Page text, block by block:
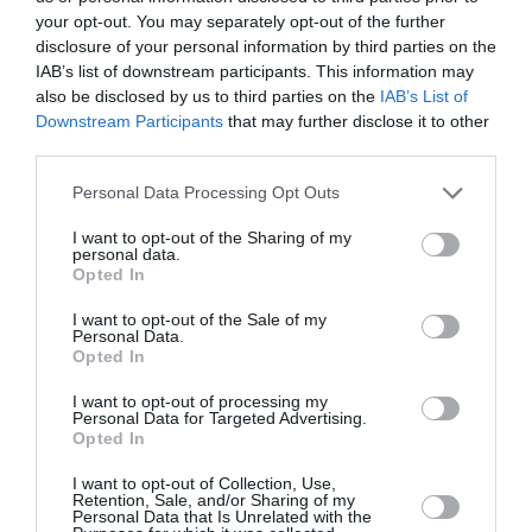
your opt-out. You may separately opt-out of the further
disclosure of your personal information by third parties on the
IAB’s list of downstream participants. This information may
also be disclosed by us to third parties on the IAB’s List of
Downstream Participants that may further disclose it to other
Personal Data Processing Opt Outs
I want to opt-out of the Sharing of my
personal data.
Opted In
I want to opt-out of the Sale of my
Personal Data.
Opted In
I want to opt-out of processing my
Personal Data for Targeted Advertising.
Opted In
I want to opt-out of Collection, Use,
Retention, Sale, and/or Sharing of my
Personal Data that Is Unrelated with the
2014 στις 20:00 Διάρκεια: Πέμπτη 11 Δεκεμβρίου έως
Σάββατο 10 Ιανουαρίου 2014Ωράριο λειτουργίας: Δευτέρα,
Τετάρτη, Σάββατο 10:00-15:00 Τρίτη, Πέμπτη, Παρασκευή
10:00-21:00 Είσοδος ελεύθερηΠληροφορίες:Τηλ.: 2310
288.036 www.miettsimiski11.blogspot.com
Ακολουθήστε το Culturenow.gr στο Google News
μάθετε πρώτοι όλες τις ειδήσεις
Δείτε όλα τατελευταία νέα
Πολιτισμό στο
Culturenow.gr
Νέοι Διαγωνισμοί
Tags
ΜΟΡΦΩΤΙΚΟ ΙΔΡΥΜΑ ΕΘΝΙΚΗΣ ΤΡΑΠΕΖΗΣ